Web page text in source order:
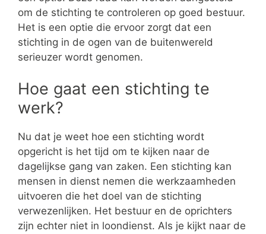
om de stichting te controleren op goed bestuur.
Het is een optie die ervoor zorgt dat een
stichting in de ogen van de buitenwereld
serieuzer wordt genomen.
Hoe gaat een stichting te
werk?
Nu dat je weet hoe een stichting wordt
opgericht is het tijd om te kijken naar de
dagelijkse gang van zaken. Een stichting kan
mensen in dienst nemen die werkzaamheden
uitvoeren die het doel van de stichting
verwezenlijken. Het bestuur en de oprichters
zijn echter niet in loondienst. Als je kijkt naar de